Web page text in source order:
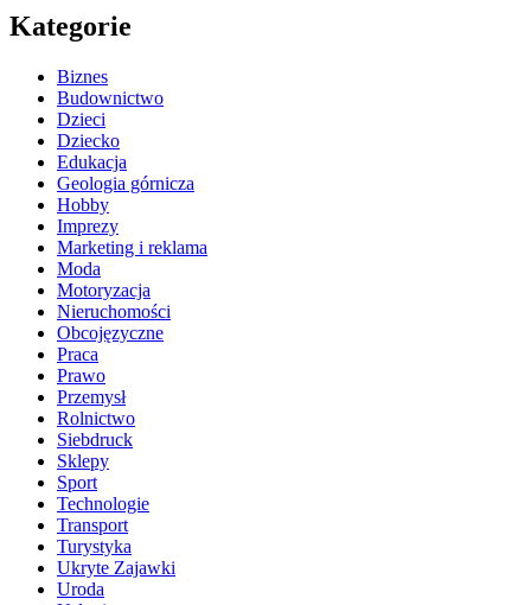
Kategorie
Biznes
Budownictwo
Dzieci
Dziecko
Edukacja
Geologia górnicza
Hobby
Imprezy
Marketing i reklama
Moda
Motoryzacja
Nieruchomości
Obcojęzyczne
Praca
Prawo
Przemysł
Rolnictwo
Siebdruck
Sklepy
Sport
Technologie
Transport
Turystyka
Ukryte Zajawki
Uroda